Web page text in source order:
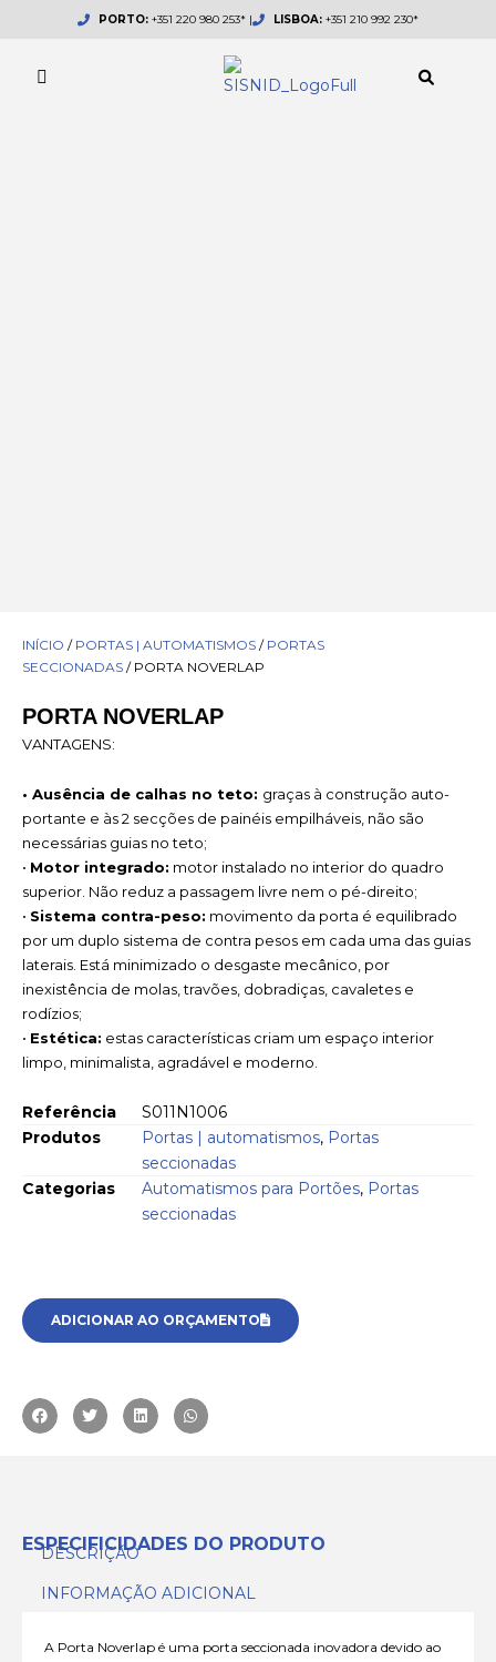
PORTO: +351 220 980 253* | LISBOA:+351 210 992 230*
INÍCIO / PORTAS | AUTOMATISMOS / PORTAS
SECCIONADAS / PORTA NOVERLAP
PORTA NOVERLAP
VANTAGENS:
• Ausência de calhas no teto: graças à construção auto-
portante e às 2 secções de painéis empilháveis, não são
necessárias guias no teto;
• Motor integrado: motor instalado no interior do quadro
superior. Não reduz a passagem livre nem o pé-direito;
• Sistema contra-peso: movimento da porta é equilibrado
por um duplo sistema de contra pesos em cada uma das guias
laterais. Está minimizado o desgaste mecânico, por
inexistência de molas, travões, dobradiças, cavaletes e
rodízios;
• Estética: estas características criam um espaço interior
limpo, minimalista, agradável e moderno.
Referência
S011N1006
Produtos
Portas | automatismos, Portas
seccionadas
Categorias
Automatismos para Portões, Portas
seccionadas
ADICIONAR AO ORÇAMENTO
ESPECIFICIDADES DO PRODUTO
DESCRIÇÃO
INFORMAÇÃO ADICIONAL
A Porta Noverlap é uma porta seccionada inovadora devido ao